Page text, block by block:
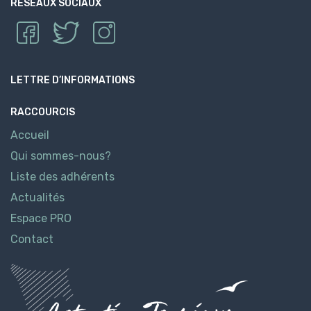
RÉSEAUX SOCIAUX
LETTRE D’INFORMATIONS
RACCOURCIS
Accueil
Qui sommes-nous?
Liste des adhérents
Actualités
Espace PRO
Contact